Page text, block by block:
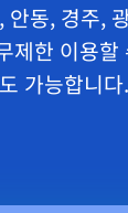
동, 경주,
제한 이용
가능합니다.